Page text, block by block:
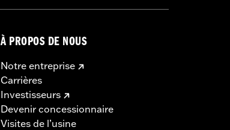
À PROPOS DE NOUS
Notre entreprise
Carrières
Investisseurs
Devenir concessionnaire
Visites de l’usine